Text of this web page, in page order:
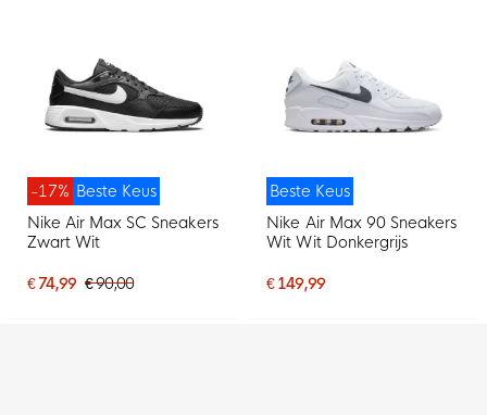
Beste Keus
-17%
Nike Air Max SC Sneakers
Zwart Wit
€ 74,99 € 90,00
Beste Keus
Nike Air Max 90 Sneakers
Wit Wit Donkergrijs
€ 149,99